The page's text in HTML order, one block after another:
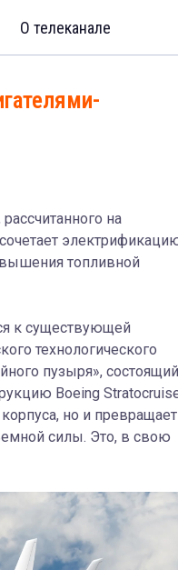
О телеканале
на
топливной
к существующей
технологического
пузыря», состоящий
Boeing
но и превращает
силы. Это, в свою